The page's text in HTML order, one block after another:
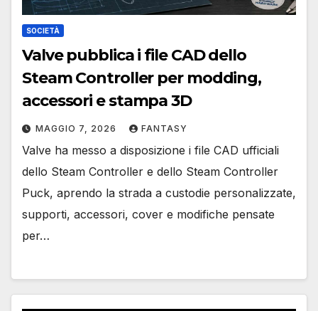
SOCIETÀ
Valve pubblica i file CAD dello
Steam Controller per modding,
accessori e stampa 3D
MAGGIO 7, 2026 FANTASY
Valve ha messo a disposizione i file CAD ufficiali
dello Steam Controller e dello Steam Controller
Puck, aprendo la strada a custodie personalizzate,
supporti, accessori, cover e modifiche pensate
per…